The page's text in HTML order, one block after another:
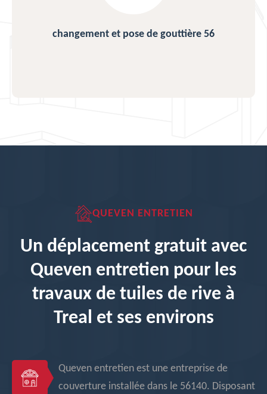
changement et pose de gouttière 56
QUEVEN ENTRETIEN
Un déplacement gratuit avec
Queven entretien pour les
travaux de tuiles de rive à
Treal et ses environs
Queven entretien est une entreprise de
couverture installée dans le 56140. Disposant